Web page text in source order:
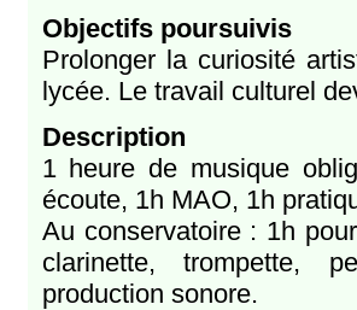
Objectifs poursuivis
Prolonger la curiosité
lycée. Le travail culturel
Description
1 heure de musique
écoute, 1h MAO, 1h
Au conservatoire : 1h
clarinette, trompette,
production sonore.